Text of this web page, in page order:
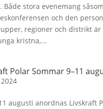
Både stora evenemang såsom
och den
regioner och distrikt
kristna,...
Polar Sommar 9–11
augusti anordnas Livskraft